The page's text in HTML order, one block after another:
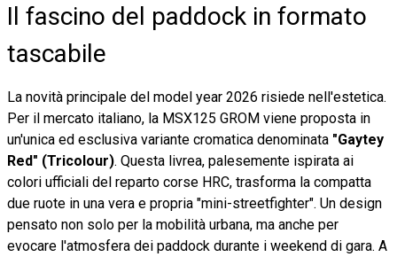
Il fascino del paddock in formato
tascabile
La novità principale del model year 2026 risiede nell'estetica.
Per il mercato italiano, la MSX125 GROM viene proposta in
un'unica ed esclusiva variante cromatica denominata "Gaytey
Red" (Tricolour). Questa livrea, palesemente ispirata ai
colori ufficiali del reparto corse HRC, trasforma la compatta
due ruote in una vera e propria "mini-streetfighter". Un design
pensato non solo per la mobilità urbana, ma anche per
evocare l'atmosfera dei paddock durante i weekend di gara. A